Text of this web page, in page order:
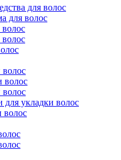
для волос
для волос
волос
волос
волос
укладки волос
волос